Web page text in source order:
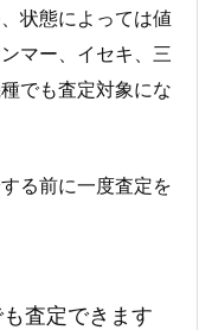
状態によっては値
マー、イセキ、三
でも査定対象にな
る前に一度査定を
査定できます